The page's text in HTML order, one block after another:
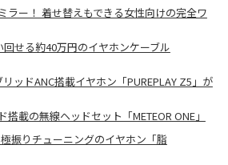
ラー！ 着せ替えもできる女性向けの完全ワ
せる約40万円のイヤホンケーブル
リッドANC搭載イヤホン「PUREPLAY Z5」が
載の無線ヘッドセット「METEOR ONE」
振りチューニングのイヤホン「脂